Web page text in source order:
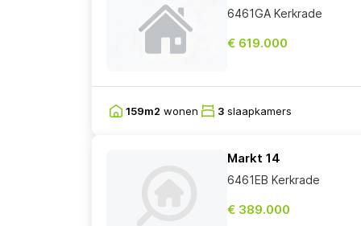
6461GA Kerkrade
€ 619.000
159m2 wonen 3 slaapkamers
Markt 14
6461EB Kerkrade
€ 389.000